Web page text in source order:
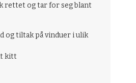
rettet og tar for seg blant
og tiltak på vinduer i ulik
kitt